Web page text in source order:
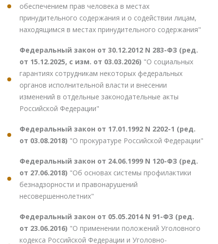
обеспечением прав человека в местах
принудительного содержания и о содействии лицам,
находящимся в местах принудительного содержания"
Федеральный закон от 30.12.2012 N 283-ФЗ (ред.
от 15.12.2025, с изм. от 03.03.2026) "О социальных
гарантиях сотрудникам некоторых федеральных
органов исполнительной власти и внесении
изменений в отдельные законодательные акты
Российской Федерации"
Федеральный закон от 17.01.1992 N 2202-1 (ред.
от 03.08.2018) "О прокуратуре Российской Федерации"
Федеральный закон от 24.06.1999 N 120-ФЗ (ред.
от 27.06.2018) "Об основах системы профилактики
безнадзорности и правонарушений
несовершеннолетних"
Федеральный закон от 05.05.2014 N 91-ФЗ (ред.
от 23.06.2016) "О применении положений Уголовного
кодекса Российской Федерации и Уголовно-